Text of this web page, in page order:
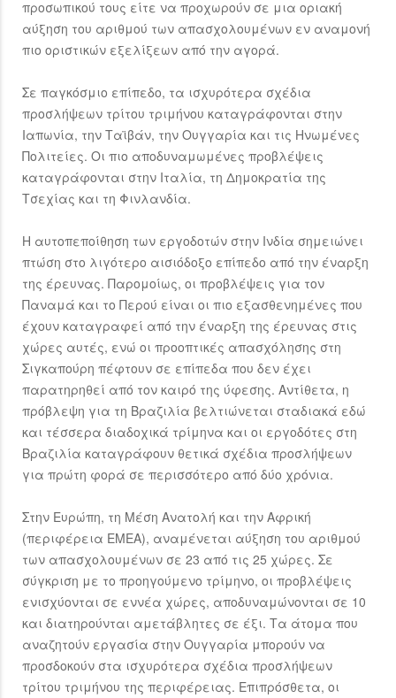
προσωπικού τους είτε να προχωρούν σε μια οριακή
αύξηση του αριθμού των απασχολουμένων εν αναμονή
πιο οριστικών εξελίξεων από την αγορά.
Σε παγκόσμιο επίπεδο, τα ισχυρότερα σχέδια
προσλήψεων τρίτου τριμήνου καταγράφονται στην
Ιαπωνία, την Ταϊβάν, την Ουγγαρία και τις Ηνωμένες
Πολιτείες. Οι πιο αποδυναμωμένες προβλέψεις
καταγράφονται στην Ιταλία, τη Δημοκρατία της
Τσεχίας και τη Φινλανδία.
Η αυτοπεποίθηση των εργοδοτών στην Ινδία σημειώνει
πτώση στο λιγότερο αισιόδοξο επίπεδο από την έναρξη
της έρευνας. Παρομοίως, οι προβλέψεις για τον
Παναμά και το Περού είναι οι πιο εξασθενημένες που
έχουν καταγραφεί από την έναρξη της έρευνας στις
χώρες αυτές, ενώ οι προοπτικές απασχόλησης στη
Σιγκαπούρη πέφτουν σε επίπεδα που δεν έχει
παρατηρηθεί από τον καιρό της ύφεσης. Αντίθετα, η
πρόβλεψη για τη Βραζιλία βελτιώνεται σταδιακά εδώ
και τέσσερα διαδοχικά τρίμηνα και οι εργοδότες στη
Βραζιλία καταγράφουν θετικά σχέδια προσλήψεων
για πρώτη φορά σε περισσότερο από δύο χρόνια.
Στην Ευρώπη, τη Μέση Ανατολή και την Αφρική
(περιφέρεια ΕΜΕΑ), αναμένεται αύξηση του αριθμού
των απασχολουμένων σε 23 από τις 25 χώρες. Σε
σύγκριση με το προηγούμενο τρίμηνο, οι προβλέψεις
ενισχύονται σε εννέα χώρες, αποδυναμώνονται σε 10
και διατηρούνται αμετάβλητες σε έξι. Τα άτομα που
αναζητούν εργασία στην Ουγγαρία μπορούν να
προσδοκούν στα ισχυρότερα σχέδια προσλήψεων
τρίτου τριμήνου της περιφέρειας. Επιπρόσθετα, οι